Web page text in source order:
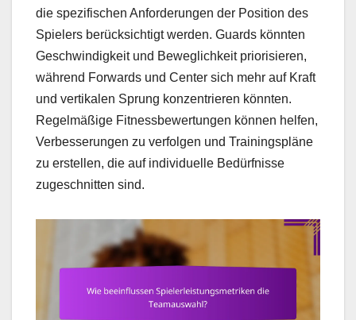
die spezifischen Anforderungen der Position des
Spielers berücksichtigt werden. Guards könnten
Geschwindigkeit und Beweglichkeit priorisieren,
während Forwards und Center sich mehr auf Kraft
und vertikalen Sprung konzentrieren könnten.
Regelmäßige Fitnessbewertungen können helfen,
Verbesserungen zu verfolgen und Trainingspläne
zu erstellen, die auf individuelle Bedürfnisse
zugeschnitten sind.